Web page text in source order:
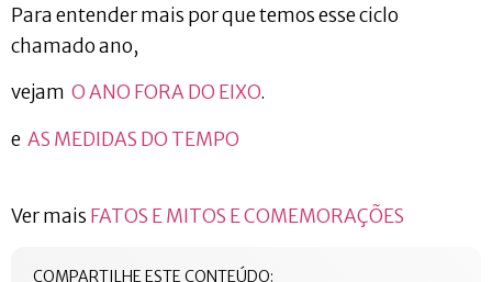
Para entender mais por que temos esse ciclo
chamado ano,
vejam O ANO FORA DO EIXO.
e AS MEDIDAS DO TEMPO
Ver mais FATOS E MITOS E COMEMORAÇÕES
COMPARTILHE ESTE CONTEÚDO: